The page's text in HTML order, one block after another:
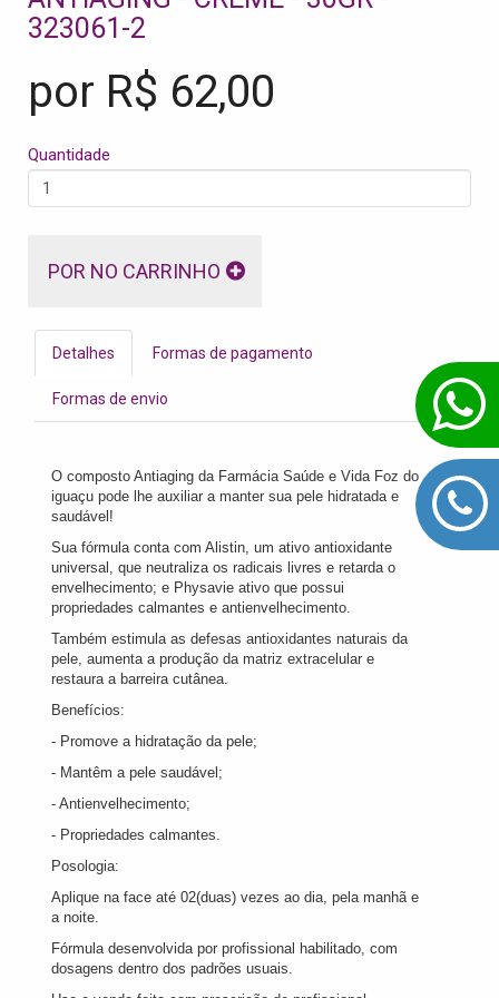
323061-2
por R$ 62,00
Quantidade
POR NO CARRINHO
Detalhes Formas de pagamento
Formas de envio
O composto Antiaging da Farmácia Saúde e Vida Foz do
iguaçu pode lhe auxiliar a manter sua pele hidratada e
saudável!
Sua fórmula conta com Alistin, um ativo antioxidante
universal, que neutraliza os radicais livres e retarda o
envelhecimento; e Physavie ativo que possui
propriedades calmantes e antienvelhecimento.
Também estimula as defesas antioxidantes naturais da
pele, aumenta a produção da matriz extracelular e
restaura a barreira cutânea.
Benefícios:
- Promove a hidratação da pele;
- Mantêm a pele saudável;
- Antienvelhecimento;
- Propriedades calmantes.
Posologia:
Aplique na face até 02(duas) vezes ao dia, pela manhã e
a noite.
Fórmula desenvolvida por profissional habilitado, com
dosagens dentro dos padrões usuais.